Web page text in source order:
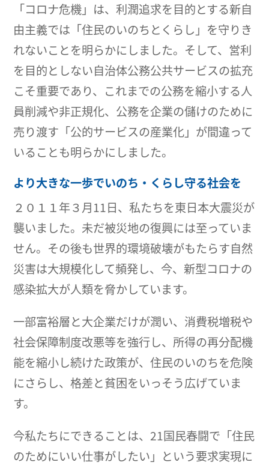
「コロナ危機」は、利潤追求を目的とする新自
由主義では「住民のいのちとくらし」を守りき
れないことを明らかにしました。そして、営利
を目的としない自治体公務公共サービスの拡充
こそ重要であり、これまでの公務を縮小する人
員削減や非正規化、公務を企業の儲けのために
売り渡す「公的サービスの産業化」が間違って
いることも明らかにしました。
より大きな一歩でいのち・くらし守る社会を
２０１１年３月11日、私たちを東日本大震災が
襲いました。未だ被災地の復興には至っていま
せん。その後も世界的環境破壊がもたらす自然
災害は大規模化して頻発し、今、新型コロナの
感染拡大が人類を脅かしています。
一部富裕層と大企業だけが潤い、消費税増税や
社会保障制度改悪等を強行し、所得の再分配機
能を縮小し続けた政策が、住民のいのちを危険
にさらし、格差と貧困をいっそう広げていま
す。
今私たちにできることは、21国民春闘で「住民
のためにいい仕事がしたい」という要求実現に